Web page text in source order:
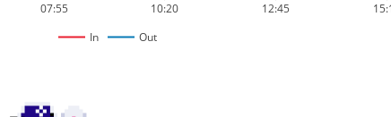
07:55 10:20 12:45
In Out